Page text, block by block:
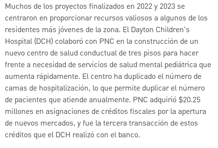
Muchos de los proyectos finalizados en 2022 y 2023 se
centraron en proporcionar recursos valiosos a algunos de los
residentes más jóvenes de la zona. El Dayton Children's
Hospital (DCH) colaboró con PNC en la construcción de un
nuevo centro de salud conductual de tres pisos para hacer
frente a necesidad de servicios de salud mental pediátrica que
aumenta rápidamente. El centro ha duplicado el número de
camas de hospitalización, lo que permite duplicar el número
de pacientes que atiende anualmente. PNC adquirió $20.25
millones en asignaciones de créditos fiscales por la apertura
de nuevos mercados, y fue la tercera transacción de estos
créditos que el DCH realizó con el banco.